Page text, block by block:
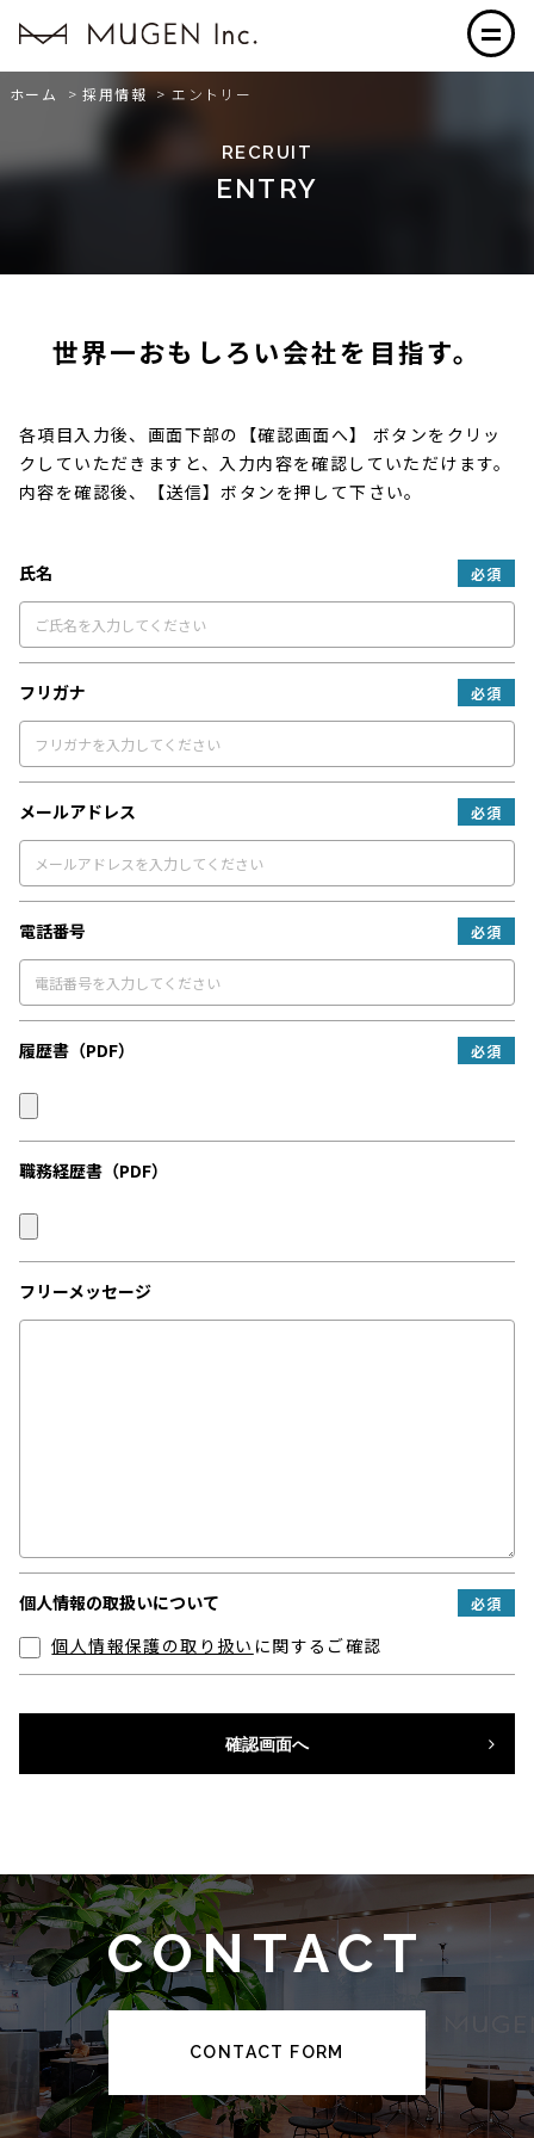
RECRUIT
ENTRY
ホーム >採用情報 >エントリー
世界一おもしろい会社を目指す。
各項目入力後、画面下部の【確認画面へ】 ボタンをクリッ
クしていただきますと、入力内容を確認していただけます。
内容を確認後、【送信】ボタンを押して下さい。
氏名 必須
フリガナ 必須
メールアドレス 必須
電話番号 必須
履歴書（PDF） 必須
職務経歴書（PDF）
フリーメッセージ
個人情報の取扱いについて 必須
個人情報保護の取り扱い に関するご確認
確認画面へ
CONTACT
CONTACT FORM